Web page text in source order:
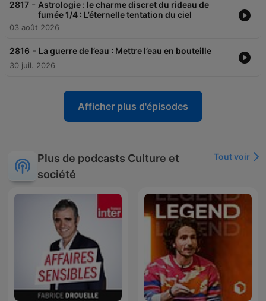
2817 - Astrologie : le charme discret du rideau de
fumée 1/4 : L’éternelle tentation du ciel
03 août 2026
2816 - La guerre de l’eau : Mettre l’eau en bouteille
30 juil. 2026
Afficher plus d'épisodes
Plus de podcasts Culture et
société
Tout voir